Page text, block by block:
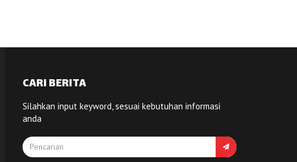
CARI BERITA
Silahkan input keyword, sesuai kebutuhan informasi
anda